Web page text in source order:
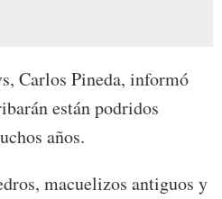
Carlos Pineda, informó
están podridos
años.
macuelizos antiguos y